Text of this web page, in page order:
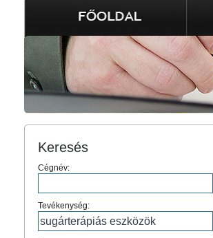
Keresés
Cégnév:
Tevékenység: